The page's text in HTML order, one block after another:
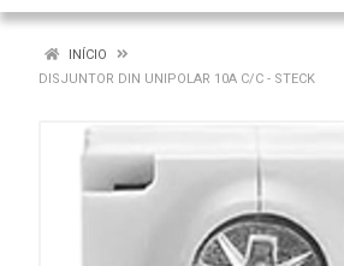
INÍCIO
DISJUNTOR DIN UNIPOLAR 10A C/C - STECK